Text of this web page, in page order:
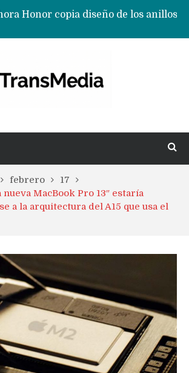
Ahora Honor copia diseño de los anillos traseros con pantalla del fabricante Oppo
Ecosistema Apple: cómo elegir el iPhone según tu uso
febrero
17
MacBook Pro 13″ estaría
a la arquitectura del A15 que usa el